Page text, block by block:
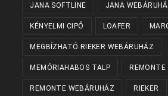
JANA SOFTLINE JANA
KÉNYELMI CIPŐ LOAFER
MEGBÍZHATÓ RIEKER WEBÁRUHÁZ
MEMÓRIAHABOS TALP REMONTE
REMONTE WEBÁRUHÁZ RIEKER